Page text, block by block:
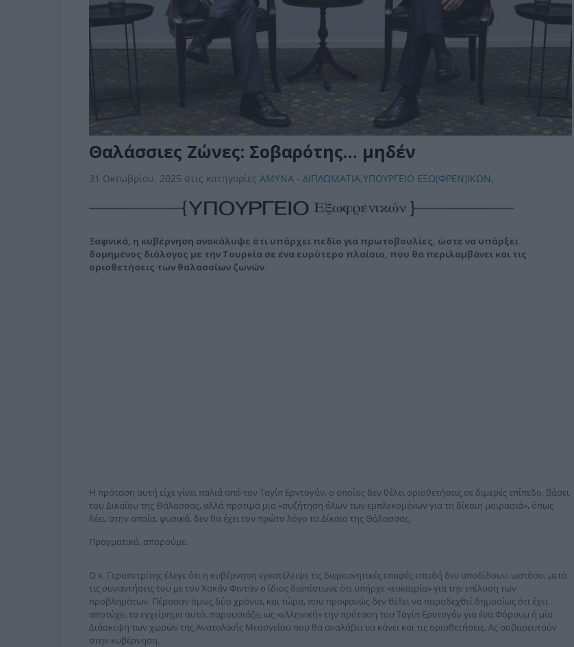
Θαλάσσιες Ζώνες: Σοβαρότης… μηδέν
31 Οκτωβρίου, 2025 στις κατηγορίες ΑΜΥΝΑ - ΔΙΠΛΩΜΑΤΙΑ,ΥΠΟΥΡΓΕΙΟ ΕΞΩ(ΦΡΕΝ)ΙΚΩΝ,
Ξαφνικά, η κυβέρνηση ανακάλυψε ότι υπάρχει πεδίο για πρωτοβουλίες, ώστε να υπάρξει
δομημένος διάλογος με την Τουρκία σε ένα ευρύτερο πλαίσιο, που θα περιλαμβάνει και τις
οριοθετήσεις των θαλασσίων ζωνών.
Η πρόταση αυτή είχε γίνει παλιά από τον Ταγίπ Ερντογάν, ο οποίος δεν θέλει οριοθετήσεις σε διμερές επίπεδο, βάσει
του Δικαίου της Θάλασσας, αλλά προτιμά μια «συζήτηση όλων των εμπλεκομένων για τη δίκαιη μοιρασιά», όπως
λέει, στην οποία, φυσικά, δεν θα έχει τον πρώτο λόγο το Δίκαιο της Θάλασσας.
Πραγματικά, απορούμε.
Ο κ. Γεραπετρίτης έλεγε ότι η κυβέρνηση εγκατέλειψε τις διερευνητικές επαφές επειδή δεν αποδίδουν, ωστόσο, μετά
τις συναντήσεις του με τον Χακάν Φιντάν ο ίδιος διαπίστωνε ότι υπήρχε «ευκαιρία» για την επίλυση των
προβλημάτων. Πέρασαν όμως δύο χρόνια, και τώρα, που προφανώς δεν θέλει να παραδεχθεί δημοσίως ότι έχει
αποτύχει το εγχείρημα αυτό, παρουσιάζει ως «ελληνική» την πρόταση του Ταγίπ Ερντογάν για ένα Φόρουμ ή μία
Διάσκεψη των χωρών της Ανατολικής Μεσογείου που θα αναλάβει να κάνει και τις οριοθετήσεις. Ας σοβαρευτούν
στην κυβέρνηση.